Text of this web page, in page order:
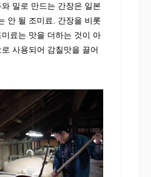
밀로 만드는 간장은 일본
안 될 조미료. 간장을 비롯
료는 맛을 더하는 것이 아
사용되어 감칠맛을 끌어